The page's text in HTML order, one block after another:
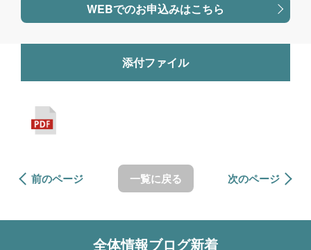
WEBでのお申込みはこちら
添付ファイル
前のページ 一覧に戻る 次のページ
全体情報ブログ新着